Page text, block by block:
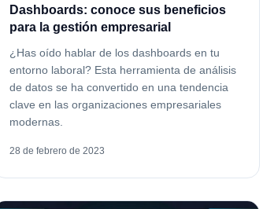
Dashboards: conoce sus beneficios
para la gestión empresarial
¿Has oído hablar de los dashboards en tu
entorno laboral? Esta herramienta de análisis
de datos se ha convertido en una tendencia
clave en las organizaciones empresariales
modernas.
28 de febrero de 2023